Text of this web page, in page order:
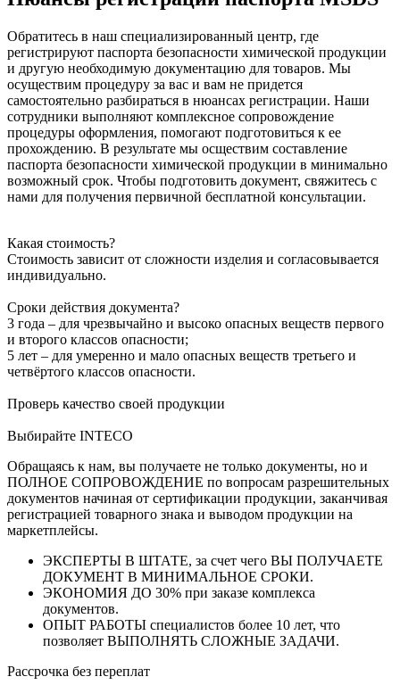
Обратитесь в наш специализированный центр, где
регистрируют паспорта безопасности химической продукции
и другую необходимую документацию для товаров. Мы
осуществим процедуру за вас и вам не придется
самостоятельно разбираться в нюансах регистрации. Наши
сотрудники выполняют комплексное сопровождение
процедуры оформления, помогают подготовиться к ее
прохождению. В результате мы осществим составление
паспорта безопасности химической продукции в минимально
возможный срок. Чтобы подготовить документ, свяжитесь с
нами для получения первичной бесплатной консультации.
Какая стоимость?
Стоимость зависит от сложности изделия и согласовывается
индивидуально.
Сроки действия документа?
3 года – для чрезвычайно и высоко опасных веществ первого
и второго классов опасности;
5 лет – для умеренно и мало опасных веществ третьего и
четвёртого классов опасности.
Проверь качество своей продукции
Выбирайте INTECO
Обращаясь к нам, вы получаете не только документы, но и
ПОЛНОЕ СОПРОВОЖДЕНИЕ по вопросам разрешительных
документов начиная от сертификации продукции, заканчивая
регистрацией товарного знака и выводом продукции на
маркетплейсы.
ЭКСПЕРТЫ В ШТАТЕ, за счет чего ВЫ ПОЛУЧАЕТЕ
ДОКУМЕНТ В МИНИМАЛЬНОЕ СРОКИ.
ЭКОНОМИЯ ДО 30% при заказе комплекса
документов.
ОПЫТ РАБОТЫ специалистов более 10 лет, что
позволяет ВЫПОЛНЯТЬ СЛОЖНЫЕ ЗАДАЧИ.
Рассрочка без переплат